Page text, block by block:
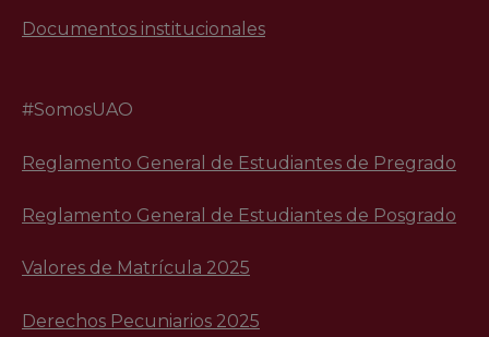
Documentos institucionales
#SomosUAO
Reglamento General de Estudiantes de Pregrado
Reglamento General de Estudiantes de Posgrado
Valores de Matrícula 2025
Derechos Pecuniarios 2025